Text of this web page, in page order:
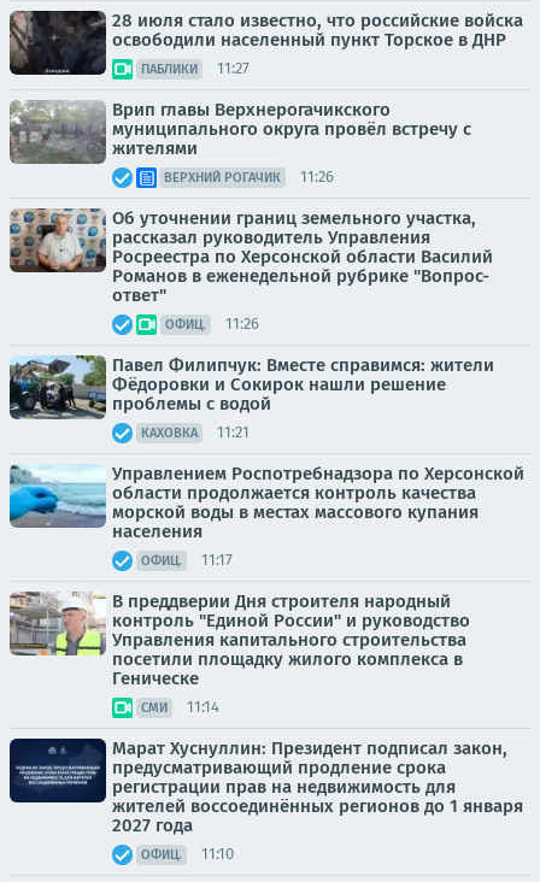
28 июля стало известно, что российские войска
освободили населенный пункт Торское в ДНР
ПАБЛИКИ 11:27
Врип главы Верхнерогачикского
муниципального округа провёл встречу с
жителями
ВЕРХНИЙ РОГАЧИК 11:26
Об уточнении границ земельного участка,
рассказал руководитель Управления
Росреестра по Херсонской области Василий
Романов в еженедельной рубрике "Вопрос-
ответ"
ОФИЦ. 11:26
Павел Филипчук: Вместе справимся: жители
Фёдоровки и Сокирок нашли решение
проблемы с водой
КАХОВКА 11:21
Управлением Роспотребнадзора по Херсонской
области продолжается контроль качества
морской воды в местах массового купания
населения
ОФИЦ. 11:17
В преддверии Дня строителя народный
контроль "Единой России" и руководство
Управления капитального строительства
посетили площадку жилого комплекса в
Геническе
СМИ 11:14
Марат Хуснуллин: Президент подписал закон,
предусматривающий продление срока
регистрации прав на недвижимость для
жителей воссоединённых регионов до 1 января
2027 года
ОФИЦ. 11:10